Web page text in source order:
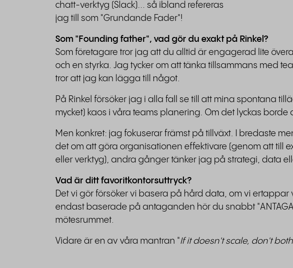
chatt-verktyg (Slack)... så ibland refereras
jag till som "Grundande Fader"!
Som "Founding father", vad gör du exakt på Rinkel?
Som företagare tror jag att du alltid är engagerad lite
och en styrka. Jag tycker om att tänka tillsammans med
tror att jag kan lägga till något.
På Rinkel försöker jag i alla fall se till att mina spontana
mycket) kaos i våra teams planering. Om det lyckas borde
Men konkret: jag fokuserar främst på tillväxt. I bredaste
det om att göra organisationen effektivare (genom att till
eller verktyg), andra gånger tänker jag på strategi, data
Vad är ditt favoritkontorsuttryck?
Det vi gör försöker vi basera på hård data, om vi
endast baserade på antaganden hör du snabbt
mötesrummet.
Vidare är en av våra mantran "If it doesn't scale, don't